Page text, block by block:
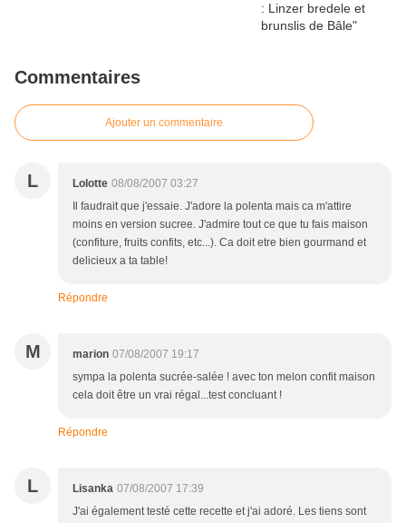
Commentaires
Ajouter un commentaire
L Lolotte 08/08/2007 03:27
Il faudrait que j'essaie. J'adore la polenta mais ca m'attire
moins en version sucree. J'admire tout ce que tu fais maison
(confiture, fruits confits, etc...). Ca doit etre bien gourmand et
delicieux a ta table!
Répondre
M marion 07/08/2007 19:17
sympa la polenta sucrée-salée ! avec ton melon confit maison
cela doit être un vrai régal...test concluant !
Répondre
L Lisanka 07/08/2007 17:39
J'ai également testé cette recette et j'ai adoré. Les tiens sont